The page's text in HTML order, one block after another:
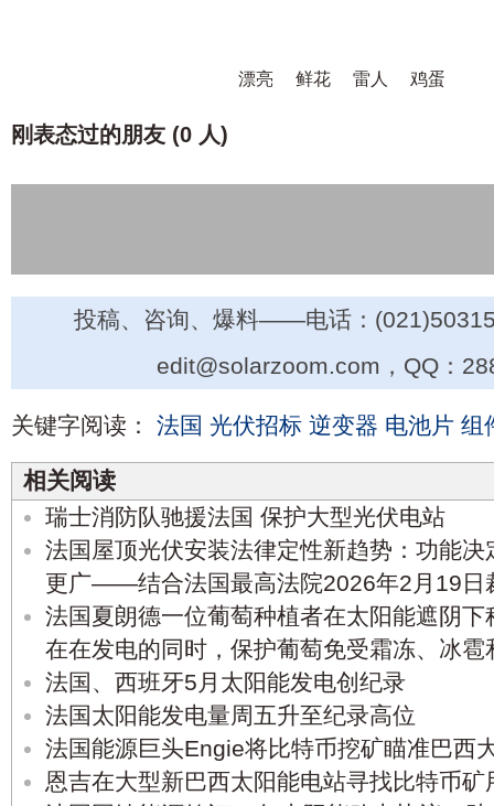
漂亮 鲜花 雷人 鸡蛋
刚表态过的朋友 (0 人)
投稿、咨询、爆料——电话：
edit@solarzoom.com，QQ：
关键字阅读： 法国 光伏招标 逆变器 电池片 组
相关阅读
瑞士消防队驰援法国 保护大型光伏电站
法国屋顶光伏安装法律定性新趋势：功能
更广——结合法国最高法院2026年2月19日
法国夏朗德一位葡萄种植者在太阳能遮阴
在在发电的同时，保护葡萄免受霜冻、冰雹
法国、西班牙5月太阳能发电创纪录
法国太阳能发电量周五升至纪录高位
法国能源巨头Engie将比特币挖矿瞄准巴西
恩吉在大型新巴西太阳能电站寻找比特币矿